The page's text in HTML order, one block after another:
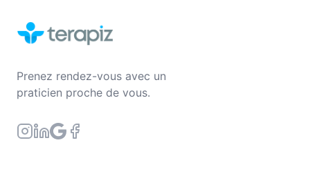
Prenez rendez-vous avec un
praticien proche de vous.